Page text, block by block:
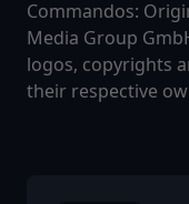
Commandos:
Media Group
logos, copyrights
their respective